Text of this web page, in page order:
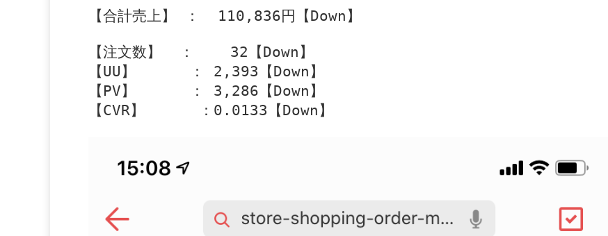
【合計売上】 ：  110,836円【Down】
【注文数】  ：    32【Down】
【UU】      ： 2,393【Down】
【PV】      ： 3,286【Down】
【CVR】      ：0.0133【Down】